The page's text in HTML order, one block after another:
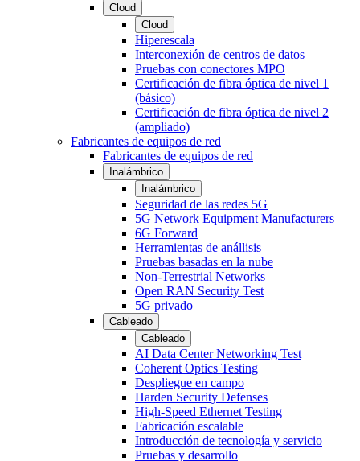
Cloud
Cloud
Hiperescala
Interconexión de centros de datos
Pruebas con conectores MPO
Certificación de fibra óptica de nivel 1
(básico)
Certificación de fibra óptica de nivel 2
(ampliado)
Fabricantes de equipos de red
Fabricantes de equipos de red
Inalámbrico
Inalámbrico
Seguridad de las redes 5G
5G Network Equipment Manufacturers
6G Forward
Herramientas de anállisis
Pruebas basadas en la nube
Non-Terrestrial Networks
Open RAN Security Test
5G privado
Cableado
Cableado
AI Data Center Networking Test
Coherent Optics Testing
Despliegue en campo
Harden Security Defenses
High-Speed Ethernet Testing
Fabricación escalable
Introducción de tecnología y servicio
Pruebas y desarrollo